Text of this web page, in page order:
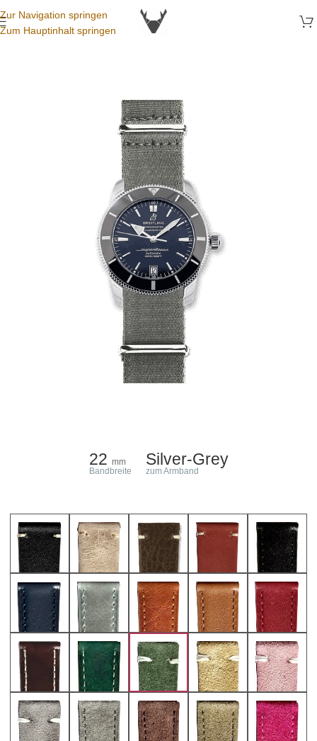
Zur Navigation springen
Zum Hauptinhalt springen
22 mm
Bandbreite
Silver-Grey
zum Armband